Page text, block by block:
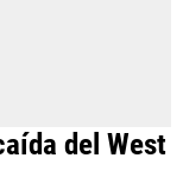
del West